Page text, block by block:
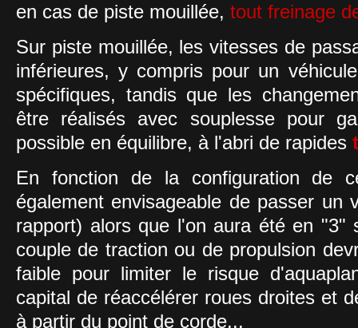
en cas de piste mouillée, tout freinage
Sur piste mouillée, les vitesses de
inférieures, y compris pour un
spécifiques, tandis que les
être réalisés avec souplesse pour
possible en équilibre, à l'abri de rapides
En fonction de la configuration de
également envisageable de passer un
rapport) alors que l'on aura été en "3"
couple de traction ou de propulsion
faible pour limiter le risque
capital de réaccélérer roues droites et
à partir du point de corde...